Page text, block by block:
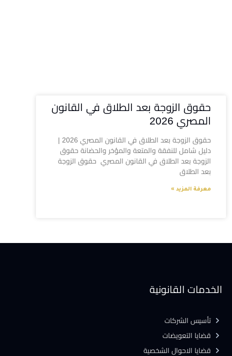
حقوق الزوجة بعد الطلاق في القانون
المصري 2026
حقوق الزوجة بعد الطلاق في القانون المصري 2026 |
دليل شامل للنفقة والمتعة والمؤخر والحضانة حقوق
الزوجة بعد الطلاق في القانون المصري حقوق الزوجة
بعد الطلاق
معرفة المزيد »
الخدمات القانونية
تأسيس الشركات
قضايا التعويضات
قضايا الاحوال الشخصية